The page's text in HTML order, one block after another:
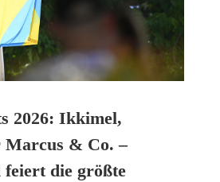
2026: Ikkimel,
Marcus & Co. –
die größte